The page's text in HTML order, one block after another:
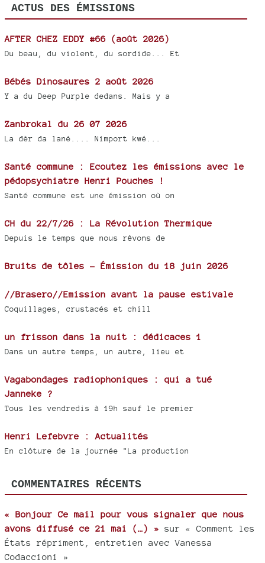
ACTUS DES ÉMISSIONS
AFTER CHEZ EDDY #66 (août 2026)
Du beau, du violent, du sordide... Et
Bébés Dinosaures 2 août 2026
Y a du Deep Purple dedans. Mais y a
Zanbrokal du 26 07 2026
La dèr da lané.... Nimport kwé...
Santé commune : Ecoutez les émissions avec le
pédopsychiatre Henri Pouches !
Santé commune est une émission où on
CH du 22/7/26 : La Révolution Thermique
Depuis le temps que nous rêvons de
Bruits de tôles - Émission du 18 juin 2026
//Brasero//Emission avant la pause estivale
Coquillages, crustacés et chill
un frisson dans la nuit : dédicaces 1
Dans un autre temps, un autre, lieu et
Vagabondages radiophoniques : qui a tué
Janneke ?
Tous les vendredis à 19h sauf le premier
Henri Lefebvre : Actualités
En clôture de la journée "La production
COMMENTAIRES RÉCENTS
« Bonjour Ce mail pour vous signaler que nous
avons diffusé ce 21 mai (…) » sur « Comment les
États répriment, entretien avec Vanessa
Codaccioni »